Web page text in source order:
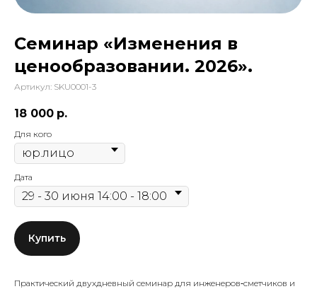
Семинар «Изменения в
ценообразовании. 2026».
Артикул: SKU0001-3
18 000 р.
Для кого
Дата
Купить
Практический двухдневный семинар для инженеров‑сметчиков и